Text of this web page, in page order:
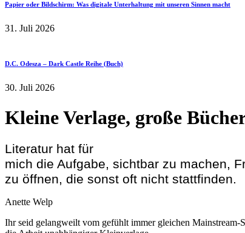
Papier oder Bildschirm: Was digitale Unterhaltung mit unseren Sinnen macht
31. Juli 2026
D.C. Odesza – Dark Castle Reihe (Buch)
30. Juli 2026
Kleine Verlage, große
Literatur hat für
mich die Aufgabe, sichtbar zu machen,
zu öffnen, die sonst oft nicht stattfinden.
Anette Welp
Ihr seid gelangweilt vom gefühlt immer gleichen Mainstream-